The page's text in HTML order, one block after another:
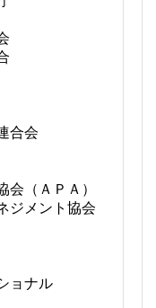
合会
会（ＡＰＡ）
ジメント協会
ョナル